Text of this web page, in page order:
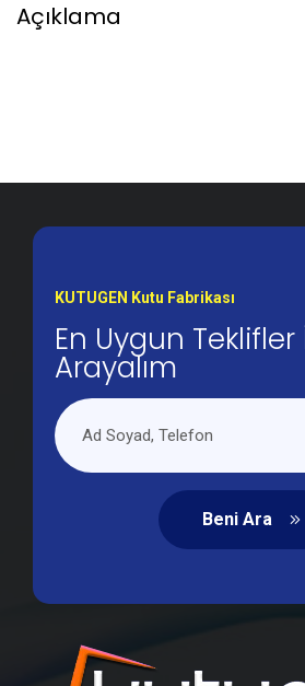
Açıklama
KUTUGEN Kutu Fabrikası
En Uygun Teklifler
Arayalım
Beni Ara